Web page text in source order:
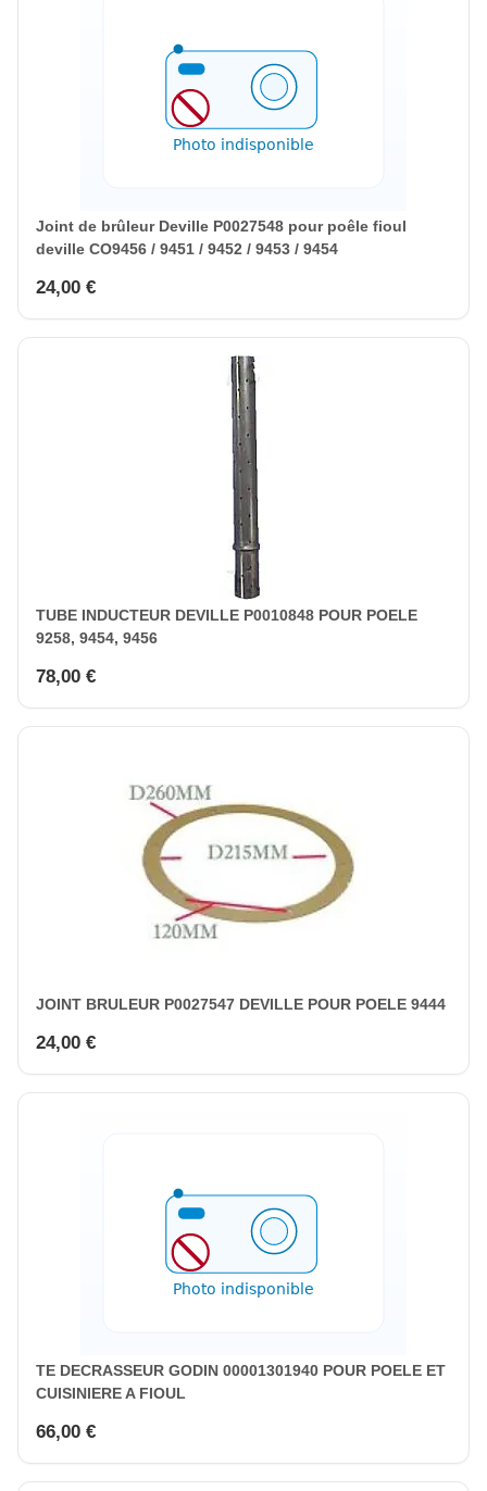
Joint de brûleur Deville P0027548 pour poêle fioul
deville CO9456 / 9451 / 9452 / 9453 / 9454
24,00 €
TUBE INDUCTEUR DEVILLE P0010848 POUR POELE
9258, 9454, 9456
78,00 €
JOINT BRULEUR P0027547 DEVILLE POUR POELE 9444
24,00 €
TE DECRASSEUR GODIN 00001301940 POUR POELE ET
CUISINIERE A FIOUL
66,00 €